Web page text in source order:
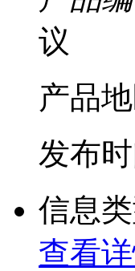
议
产品
发布
信息
查看